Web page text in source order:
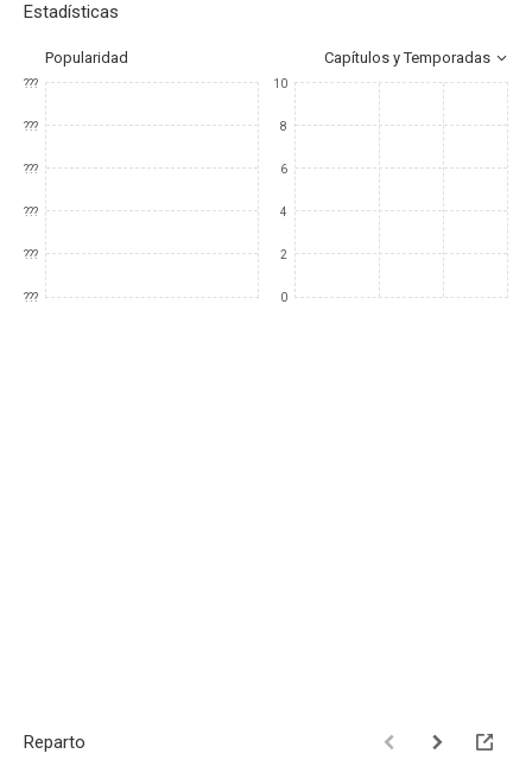
Estadísticas
Popularidad Capítulos y Temporadas
???
???
???
???
???
???
10
8
6
4
2
0
Reparto